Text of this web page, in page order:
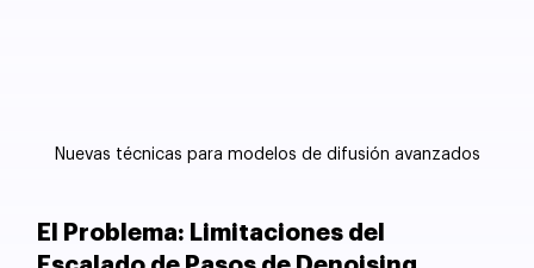
Nuevas técnicas para modelos de difusión avanzados
El Problema: Limitaciones del